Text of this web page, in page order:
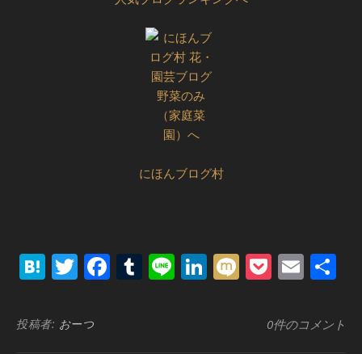
にほんブログ村
Hatena
Twitter
Facebook
Tumblr
LineLinkedIn
MixiPocket
投稿者: おーつ 0件のコメント